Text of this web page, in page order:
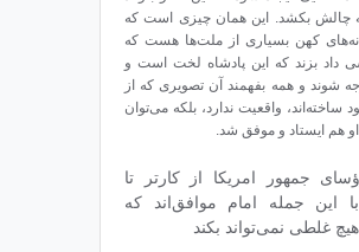
به چالش بکشد. این همان چیزی است که
کهن بسیاری از ملت‌ها هست که
داد بزند که این پادشاه لخت است و
شوند و همه بفهمند آن تصویری که از
ساخته‌اند، واقعیت ندارد، بلکه می‌توان
او هم ایستاد و موفق شد.
جمهور امریکا از کارتر تا
با این جمله امام موافق‌اند که
هیچ غلطی نمی‌تواند بکند